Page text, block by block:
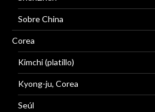
Sobre China
Corea
Kimchi (platillo)
Kyong-ju, Corea
Seúl